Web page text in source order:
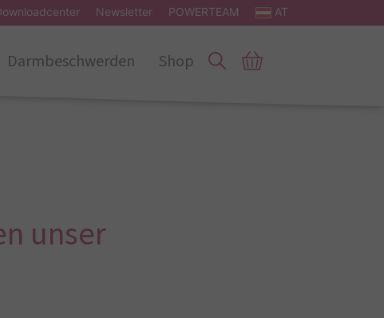
Newsletter POWERTEAM AT
Darmbeschwerden Shop
unser